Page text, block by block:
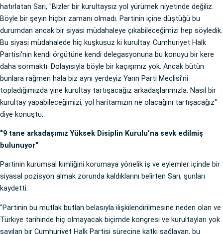
hatırlatan Sarı, "Bizler bir kurultaysız yol yürümek niyetinde değiliz.
Böyle bir şeyin hiçbir zamanı olmadı. Partinin içine düştüğü bu
durumdan ancak bir siyasi müdahaleye çıkabileceğimizi hep söyledik.
Bu siyasi müdahalede hiç kuşkusuz ki kurultay. Cumhuriyet Halk
Partisi’nin kendi örgütüne kendi delegasyonuna bu konuyu bir kere
daha sormaktı. Dolayısıyla böyle bir kaçışımız yok. Ancak bütün
bunlara rağmen hala biz aynı yerdeyiz Yarın Parti Meclisi’ni
topladığımızda yine kurultay tartışacağız arkadaşlarımızla. Nasıl bir
kurultay yapabileceğimizi, yol haritamızın ne olacağını tartışacağız"
diye konuştu.
"9 tane arkadaşımız Yüksek Disiplin Kurulu’na sevk edilmiş
bulunuyor"
Partinin kurumsal kimliğini korumaya yönelik iş ve eylemler içinde bir
siyasal pozisyon almak zorunda kaldıklarını belirten Sarı, şunları
kaydetti:
"Partinin bu mutlak butlan belasıyla ilişkilendirilmesine neden olan ve
Türkiye tarihinde hiç olmayacak biçimde kongresi ve kurultayları yok
sayılan bir Cumhuriyet Halk Partisi sürecine katkı sağlayan, bu